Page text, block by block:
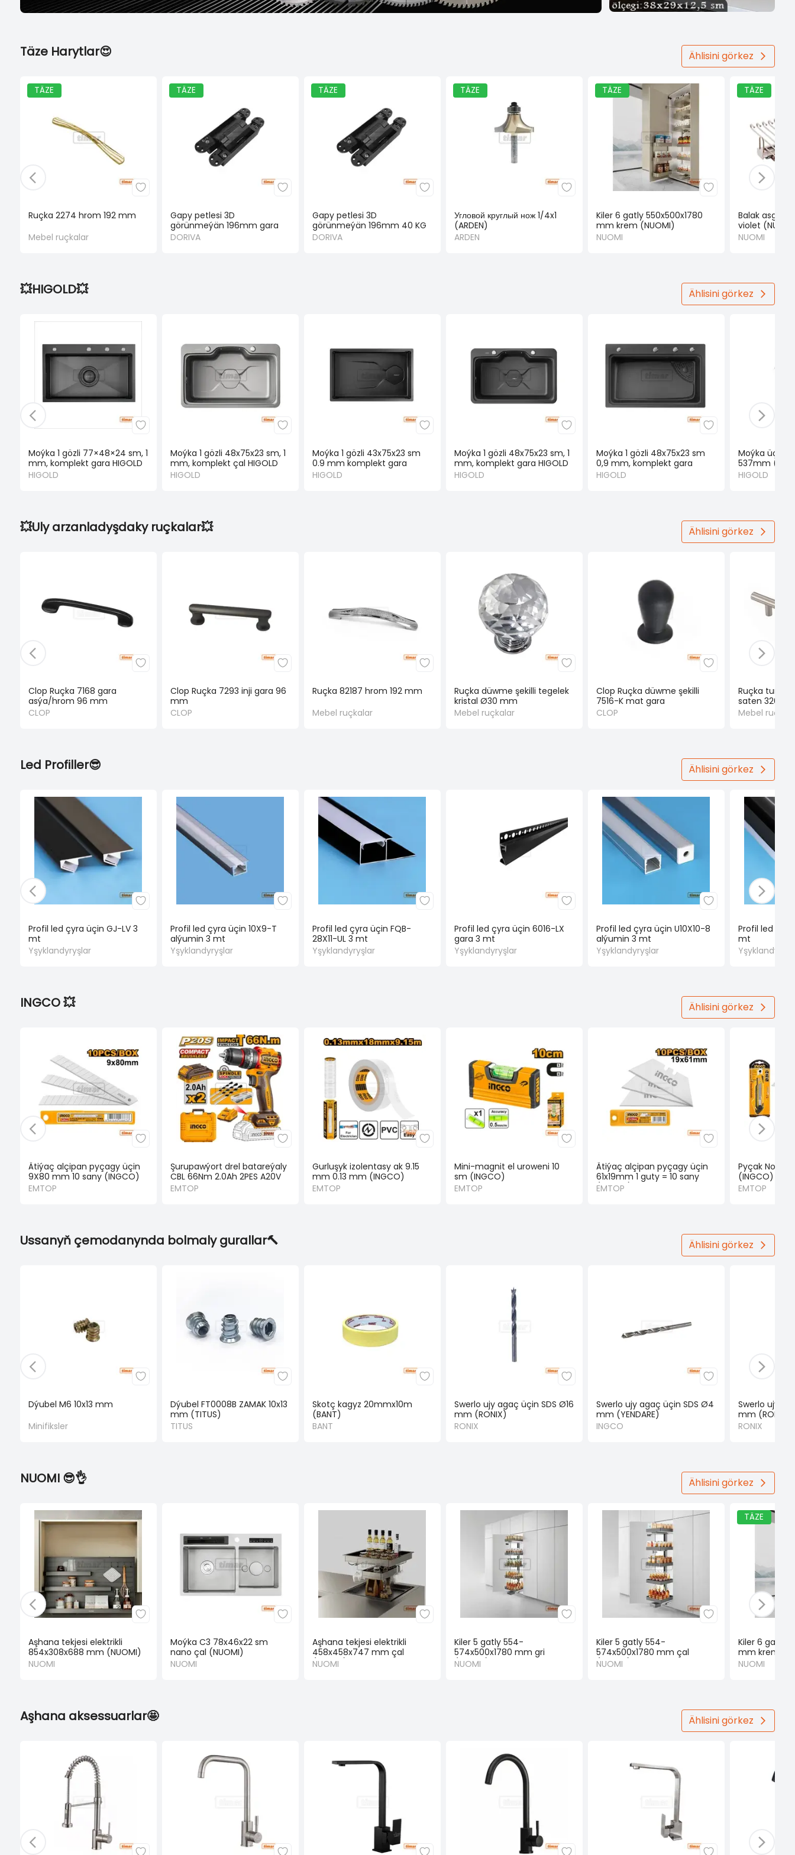
Täze Harytlar😍 Ählisini görkez
TÄZE
Ruçka 2274 hrom 192 mm
Mebel ruçkalar
TÄZE
Gapy petlesi 3D
görünmeýän 196mm gara
DORIVA
TÄZE
Gapy petlesi 3D
görünmeýän 196mm 40 KG
gara
DORIVA
TÄZE
Угловой круглый нож 1/4x1
(ARDEN)
ARDEN
TÄZE
Kiler 6 gatly 550x500x1780
mm krem (NUOMI)
NUOMI
TÄZE
Balak asgyç
violet
NUOMI
💥HIGOLD💥 Ählisini görkez
Moýka 1 gözli 77×48×24 sm, 1
mm, komplekt gara HIGOLD
HIGOLD
Moýka 1 gözli 48x75x23 sm, 1
mm, komplekt çal HIGOLD
HIGOLD
Moýka 1 gözli 43x75x23 sm
0.9 mm komplekt gara
HIGOLD
HIGOLD
Moýka 1 gözli 48x75x23 sm, 1
mm, komplekt gara HIGOLD
HIGOLD
Moýka 1 gözli 48x75x23 sm
0,9 mm, komplekt gara
HIGOLD
HIGOLD
Moýka üçin
537mm
HIGOLD
💥Uly arzanladyşdaky ruçkalar💥 Ählisini görkez
Clop Ruçka 7168 gara
asýa/hrom 96 mm
CLOP
Clop Ruçka 7293 inji gara 96
mm
CLOP
Ruçka 82187 hrom 192 mm
Mebel ruçkalar
Ruçka düwme şekilli tegelek
kristal Ø30 mm
Mebel ruçkalar
Clop Ruçka düwme şekilli
7516-K mat gara
CLOP
Ruçka turba
saten 320
Mebel
Led Profiller😎 Ählisini görkez
Profil led çyra üçin GJ-LV 3
mt
Yşyklandyryşlar
Profil led çyra üçin 10X9-T
alýumin 3 mt
Yşyklandyryşlar
Profil led çyra üçin FQB-
28X11-UL 3 mt
Yşyklandyryşlar
Profil led çyra üçin 6016-LX
gara 3 mt
Yşyklandyryşlar
Profil led çyra üçin U10X10-8
alýumin 3 mt
Yşyklandyryşlar
Profil led
mt
INGCO 💥 Ählisini görkez
Ätiýaç alçipan pyçagy üçin
9X80 mm 10 sany (INGCO)
EMTOP
Şurupawýort drel batareýaly
CBL 66Nm 2.0Ah 2PES A20V
EMTOP
Gurluşyk izolentasy ak 9.15
mm 0.13 mm (INGCO)
EMTOP
Mini-magnit el uroweni 10
sm (INGCO)
EMTOP
Ätiýaç alçipan pyçagy üçin
61x19mm 1 guty = 10 sany
(INGCO)
EMTOP
Pyçak No3
(INGCO)
EMTOP
Ussanyň çemodanynda bolmaly gurallar🔨 Ählisini görkez
Dýubel M6 10x13 mm
Minifiksler
Dýubel FT0008B ZAMAK 10x13
mm (TITUS)
TITUS
Skotç kagyz 20mmx10m
(BANT)
BANT
Swerlo ujy agaç üçin SDS Ø16
mm (RONIX)
RONIX
Swerlo ujy agaç üçin SDS Ø4
mm (YENDARE)
INGCO
Swerlo ujy
mm (RONIX)
RONIX
NUOMI 😎👌 Ählisini görkez
Aşhana tekjesi elektrikli
854x308x688 mm (NUOMI)
NUOMI
Moýka C3 78x46x22 sm
nano çal (NUOMI)
NUOMI
Aşhana tekjesi elektrikli
458x458x747 mm çal
(NUOMI)
NUOMI
Kiler 5 gatly 554-
574x500x1780 mm gri
(NUOMI)
NUOMI
Kiler 5 gatly 554-
574x500x1780 mm çal
(NUOMI)
NUOMI
TÄZE
Kiler 6 gatly
mm krem
NUOMI
Aşhana aksessuarlar🤩 Ählisini görkez